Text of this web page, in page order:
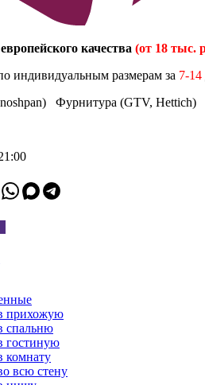
качества (от 18 тыс.
индивидуальным размерам за 7-14
Фурнитура (GTV, Hettich)
прихожую
спальню
гостиную
комнату
всю стену